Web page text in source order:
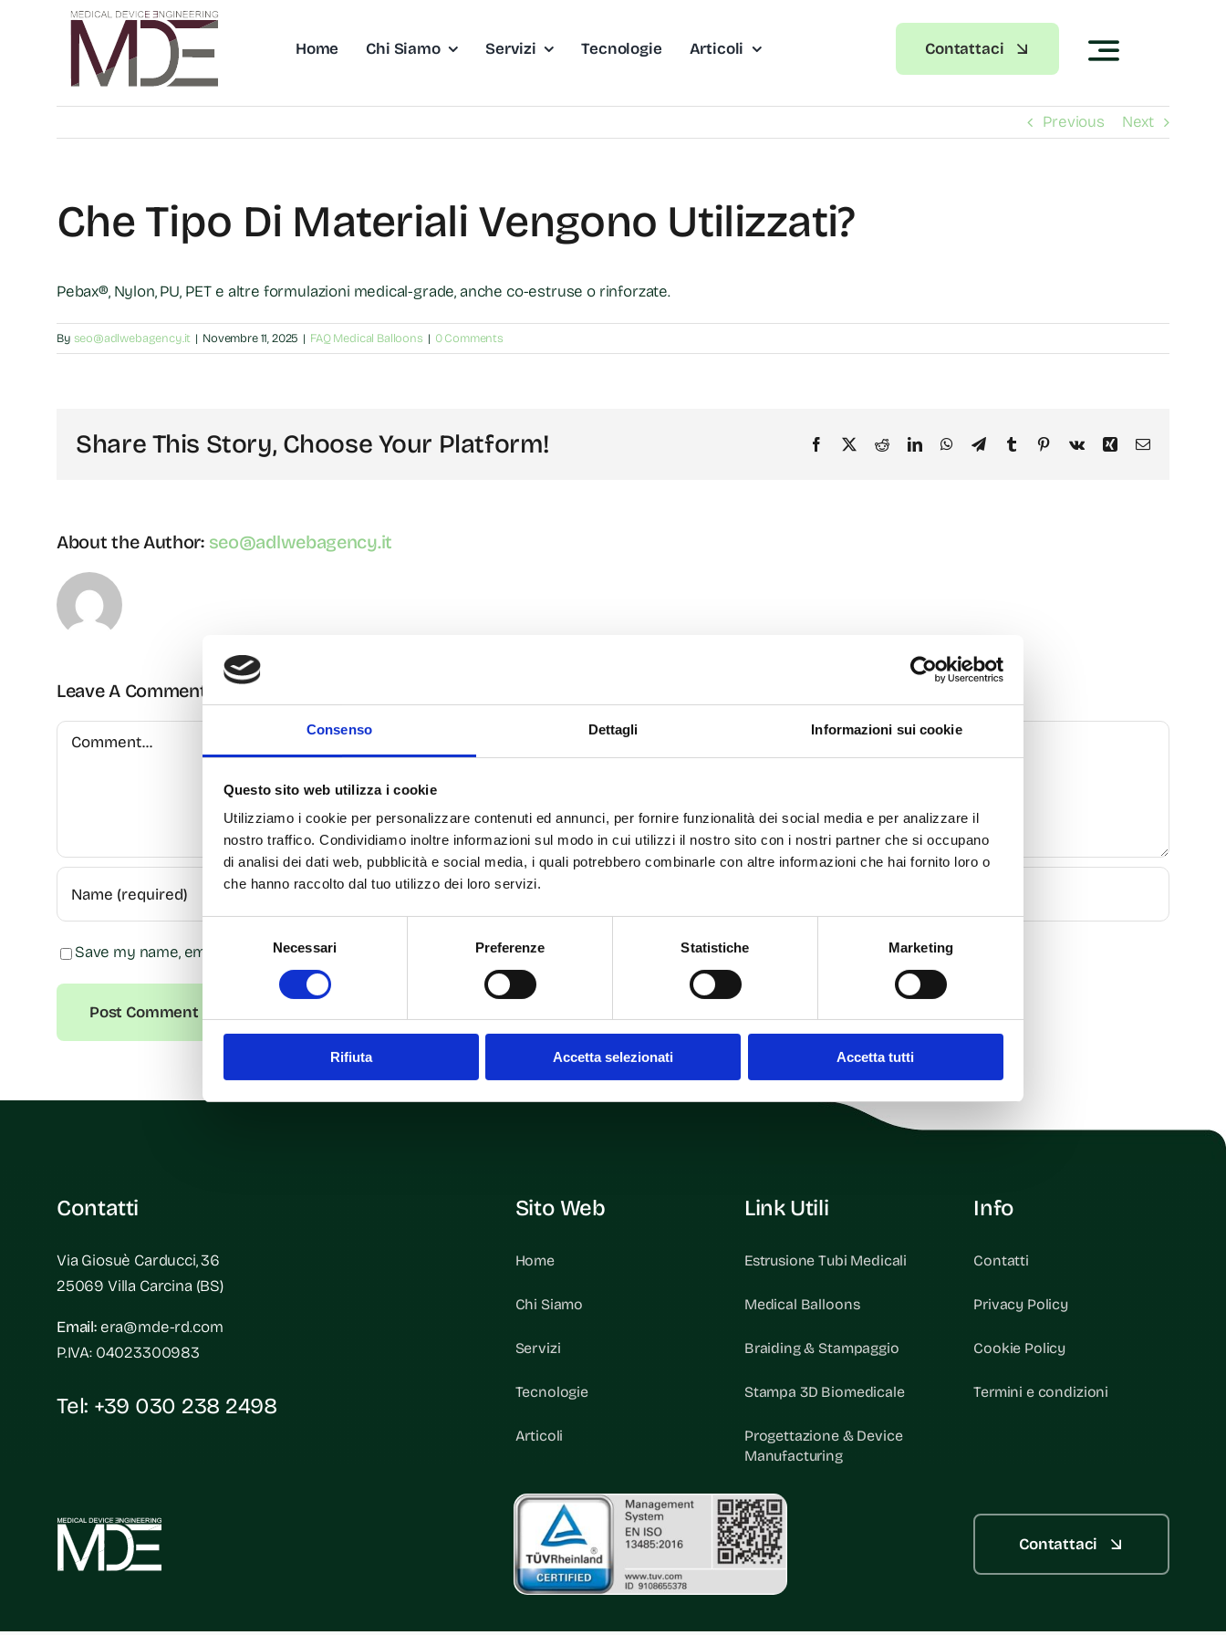
Consenso Dettagli Informazioni sui cookie
Questo sito web utilizza i cookie
Utilizziamo i cookie per personalizzare contenuti ed annunci, per fornire funzionalità dei social media e per analizzare il
nostro traffico. Condividiamo inoltre informazioni sul modo in cui utilizzi il nostro sito con i nostri partner che si occupano
di analisi dei dati web, pubblicità e social media, i quali potrebbero combinarle con altre informazioni che hai fornito loro o
che hanno raccolto dal tuo utilizzo dei loro servizi.
Selezione
del
Necessari Preferenze Statistiche Marketing
Rifiuta Accetta selezionati Accetta tutti
Home Chi Siamo Servizi Tecnologie Articoli Contattaci
Previous Next
Che Tipo Di Materiali Vengono Utilizzati?
Pebax®, Nylon, PU, PET e altre formulazioni medical-grade, anche co-estruse o rinforzate.
By seo@adlwebagency.it | Novembre 11, 2025 | FAQ Medical Balloons | 0 Comments
Share This Story, Choose Your Platform! Facebook RedditLinkedInWhatsApp
TelegramTumblr PinterestVk Xing Email
About the Author: seo@adlwebagency.it
Leave A Comment
Comment
Save my name, email, and website in this browser for the next time I comment.
Contatti
Via Giosuè Carducci, 36
25069 Villa Carcina (BS)
Email:era@mde-rd.com
P.IVA: 04023300983
Tel: +39 030 238 2498
Sito Web
Home
Chi Siamo
Servizi
Tecnologie
Articoli
Link Utili
Estrusione Tubi Medicali
Medical Balloons
Braiding & Stampaggio
Stampa 3D Biomedicale
Progettazione & Device
Manufacturing
Info
Contatti
Privacy Policy
Cookie Policy
Termini e condizioni
Contattaci